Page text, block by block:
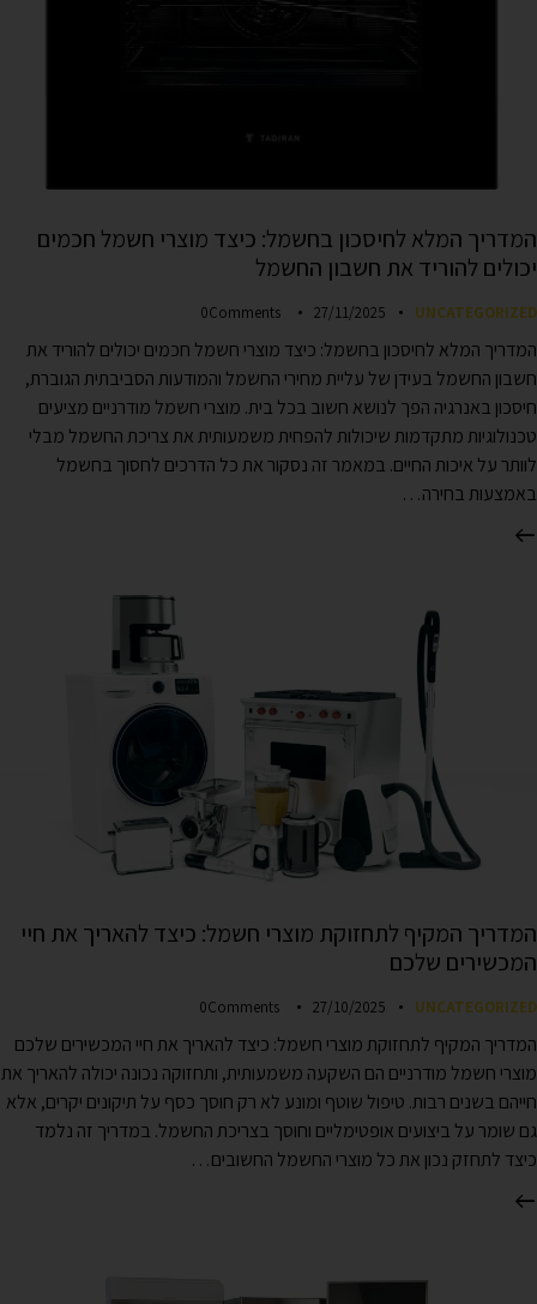
המדריך המלא לחיסכון בחשמל: כיצד מוצרי חשמל חכמים
יכולים להוריד את חשבון החשמל
UNCATEGORIZED
27/11/2025
0Comments
המדריך המלא לחיסכון בחשמל: כיצד מוצרי חשמל חכמים יכולים להוריד את
חשבון החשמל בעידן של עליית מחירי החשמל והמודעות הסביבתית הגוברת,
חיסכון באנרגיה הפך לנושא חשוב בכל בית. מוצרי חשמל מודרניים מציעים
טכנולוגיות מתקדמות שיכולות להפחית משמעותית את צריכת החשמל מבלי
לוותר על איכות החיים. במאמר זה נסקור את כל הדרכים לחסוך בחשמל
באמצעות בחירה…
המדריך המקיף לתחזוקת מוצרי חשמל: כיצד להאריך את חיי
המכשירים שלכם
UNCATEGORIZED
27/10/2025
0Comments
המדריך המקיף לתחזוקת מוצרי חשמל: כיצד להאריך את חיי המכשירים שלכם
מוצרי חשמל מודרניים הם השקעה משמעותית, ותחזוקה נכונה יכולה להאריך את
חייהם בשנים רבות. טיפול שוטף ומונע לא רק חוסך כסף על תיקונים יקרים, אלא
גם שומר על ביצועים אופטימליים וחוסך בצריכת החשמל. במדריך זה נלמד
כיצד לתחזק נכון את כל מוצרי החשמל החשובים…